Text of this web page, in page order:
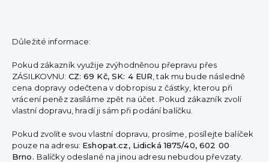
Důležité informace:
Pokud zákazník využije zvýhodněnou přepravu přes
ZÁSILKOVNU: CZ: 69 Kč, SK: 4 EUR , tak mu bude následně
cena dopravy odečtena v dobropisu z částky, kterou při
vrácení peněz zasíláme zpět na účet. Pokud zákazník zvolí
vlastní dopravu, hradí ji sám při podání balíčku.
Pokud zvolíte svou vlastní dopravu, prosíme, posílejte balíček
pouze na adresu: Eshopat.cz, Lidická 1875/40, 602 00
Brno. Balíčky odeslané na jinou adresu nebudou převzaty.